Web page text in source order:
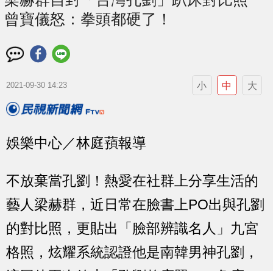
曾寶儀怒：拳頭都硬了！
2021-09-30 14:23 小 中 大
娛樂中心／林庭蕷報導
不放棄當孔劉！熱愛在社群上分享生活的
藝人梁赫群，近日常在臉書上PO出與孔劉
的對比照，更貼出「臉部辨識名人」九宮
格照，炫耀系統認證他是南韓男神孔劉，